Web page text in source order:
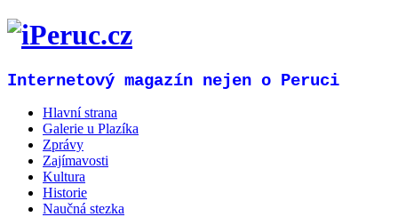
Internetový magazín nejen o Peruci
Hlavní strana
Galerie u Plazíka
Zprávy
Zajímavosti
Kultura
Historie
Naučná stezka